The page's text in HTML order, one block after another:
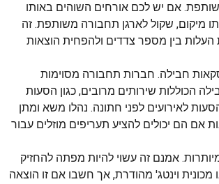
אם יש לכם אורחים השוהים באותו
מיקום, שקול לארגן תחבורה משותפת. זה
העלות בין מספר צדדים ולהפחית הוצאות
חבילה. חברות תחבורה מסוימות
הכוללות שירותים מרובים, כגון הסעות
לאירועים לפני חתונה. נהלו משא ומתן
אם הם יכולים להציע תעריפים מוזלים עבור
אמנם זה עשוי להיות מפתה להחזיק
מכונית וינטג' מהודרת, אך חשבו אם זו הוצאה